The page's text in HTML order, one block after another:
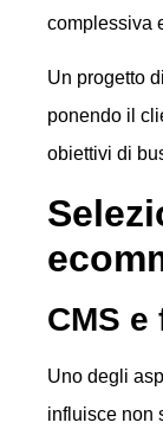
complessiva
Un progetto di
ponendo il
obiettivi di
CMS
Uno degli
influisce non